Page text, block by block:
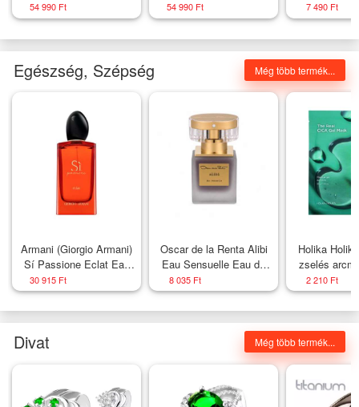
levehető vödörrel, soft-
close záródással
54 990 Ft
levehető vödörrel, soft-
close záródással
54 990 Ft
tartozék /
alumínium
7 490 Ft
Egészség, Szépség Még több termék...
Armani (Giorgio Armani)
Sí Passione Eclat Eau
de Parfum nőknek 100
ml
30 915 Ft
Oscar de la Renta Alibi
Eau Sensuelle Eau de
Parfum nőknek 30 ml
8 035 Ft
Holika
zselés
Gel
2 210 Ft
Divat Még több termék...